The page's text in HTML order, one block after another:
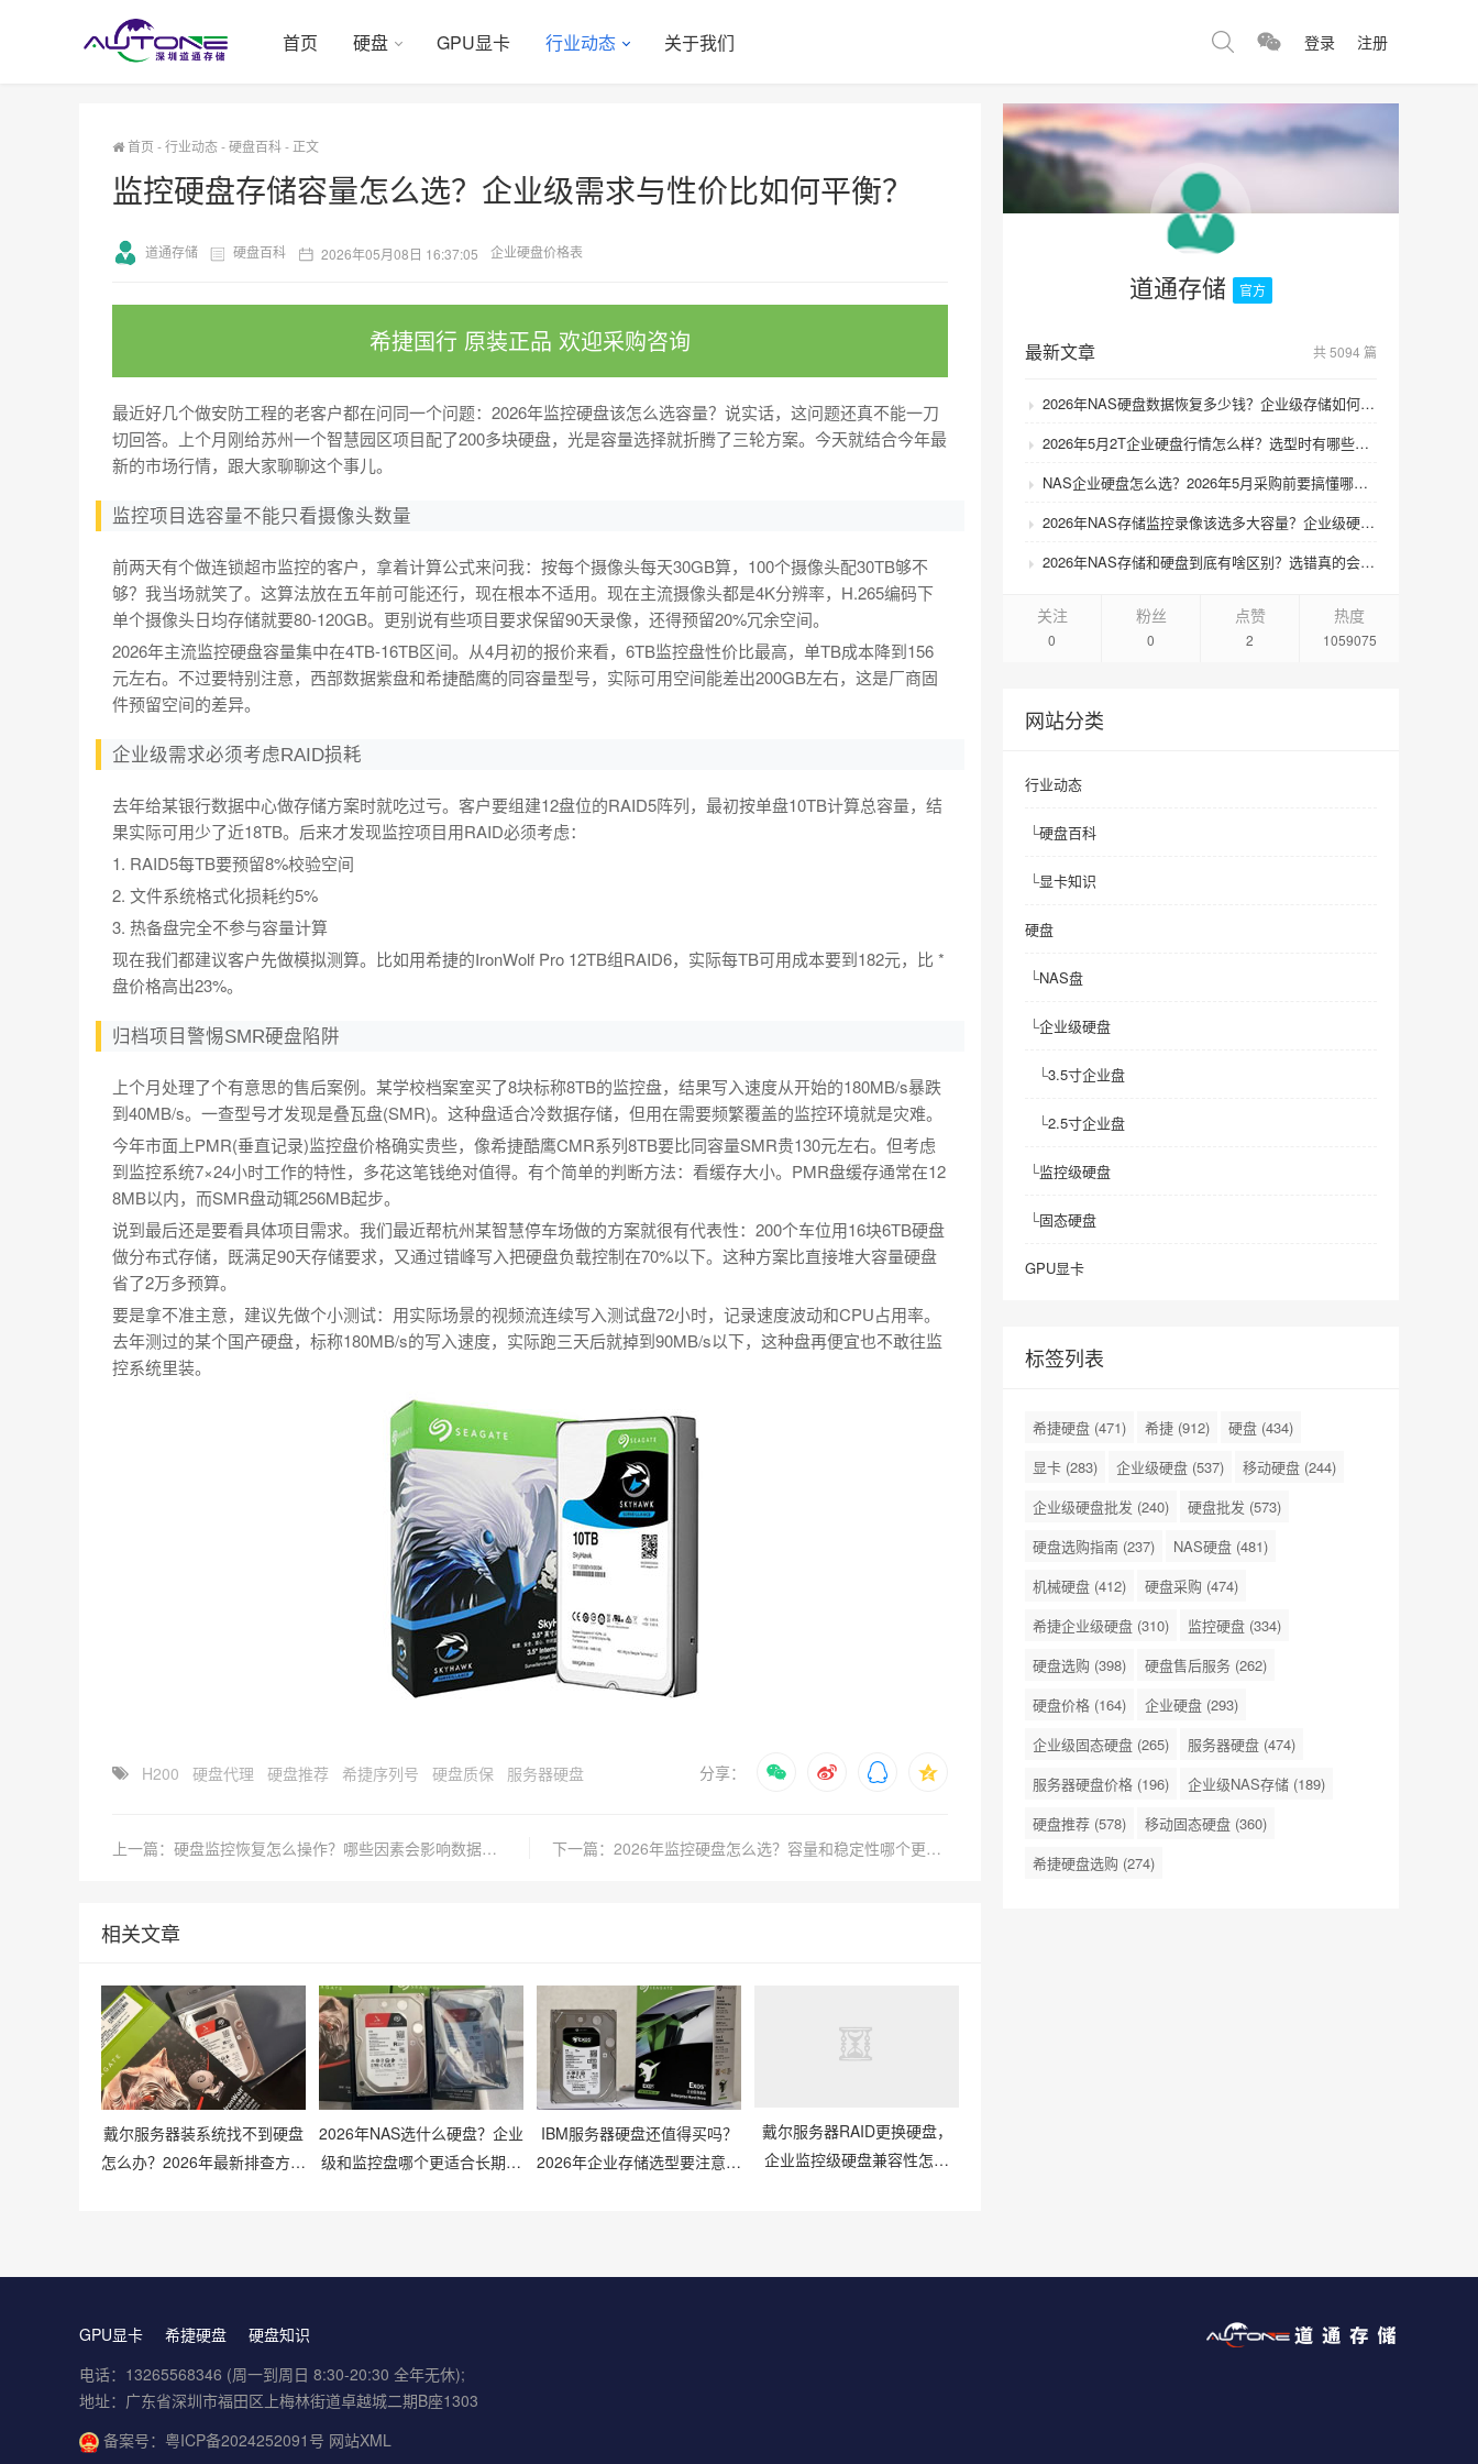
首页 硬盘 GPU显卡 行业动态 关于我们 登录 注册
首页 -行业动态-硬盘百科- 正文
监控硬盘存储容量怎么选？企业级需求与性价比如何平衡？
道通存储 硬盘百科 2026年05月08日 16:37:05 企业硬盘价格表
希捷国行 原装正品 欢迎采购咨询
最近好几个做安防工程的老客户都在问同一个问题：2026年监控硬盘该怎么选容量？说实话，这问题还真不能一刀
切回答。上个月刚给苏州一个智慧园区项目配了200多块硬盘，光是容量选择就折腾了三轮方案。今天就结合今年最
新的市场行情，跟大家聊聊这个事儿。
监控项目选容量不能只看摄像头数量
前两天有个做连锁超市监控的客户，拿着计算公式来问我：按每个摄像头每天30GB算，100个摄像头配30TB够不
够？我当场就笑了。这算法放在五年前可能还行，现在根本不适用。现在主流摄像头都是4K分辨率，H.265编码下
单个摄像头日均存储就要80-120GB。更别说有些项目要求保留90天录像，还得预留20%冗余空间。
2026年主流监控硬盘容量集中在4TB-16TB区间。从4月初的报价来看，6TB监控盘性价比最高，单TB成本降到156
元左右。不过要特别注意，西部数据紫盘和希捷酷鹰的同容量型号，实际可用空间能差出200GB左右，这是厂商固
件预留空间的差异。
企业级需求必须考虑RAID损耗
去年给某银行数据中心做存储方案时就吃过亏。客户要组建12盘位的RAID5阵列，最初按单盘10TB计算总容量，结
果实际可用少了近18TB。后来才发现监控项目用RAID必须考虑：
1. RAID5每TB要预留8%校验空间
2. 文件系统格式化损耗约5%
3. 热备盘完全不参与容量计算
现在我们都建议客户先做模拟测算。比如用希捷的IronWolf Pro 12TB组RAID6，实际每TB可用成本要到182元，比 *
盘价格高出23%。
归档项目警惕SMR硬盘陷阱
上个月处理了个有意思的售后案例。某学校档案室买了8块标称8TB的监控盘，结果写入速度从开始的180MB/s暴跌
到40MB/s。一查型号才发现是叠瓦盘(SMR)。这种盘适合冷数据存储，但用在需要频繁覆盖的监控环境就是灾难。
今年市面上PMR(垂直记录)监控盘价格确实贵些，像希捷酷鹰CMR系列8TB要比同容量SMR贵130元左右。但考虑
到监控系统7×24小时工作的特性，多花这笔钱绝对值得。有个简单的判断方法：看缓存大小。PMR盘缓存通常在12
8MB以内，而SMR盘动辄256MB起步。
说到最后还是要看具体项目需求。我们最近帮杭州某智慧停车场做的方案就很有代表性：200个车位用16块6TB硬盘
做分布式存储，既满足90天存储要求，又通过错峰写入把硬盘负载控制在70%以下。这种方案比直接堆大容量硬盘
省了2万多预算。
要是拿不准主意，建议先做个小测试：用实际场景的视频流连续写入测试盘72小时，记录速度波动和CPU占用率。
去年测过的某个国产硬盘，标称180MB/s的写入速度，实际跑三天后就掉到90MB/s以下，这种盘再便宜也不敢往监
控系统里装。
H200 硬盘代理 硬盘推荐 希捷序列号 硬盘质保 服务器硬盘 分享：
上一篇：硬盘监控恢复怎么操作？哪些因素会影响数据恢复成功率？ 下一篇：2026年监控硬盘怎么选？容量和稳定性哪个更重要？
相关文章
戴尔服务器装系统找不到硬盘
怎么办？2026年最新排查方法
2026年NAS选什么硬盘？企业
级和监控盘哪个更适合长期存
IBM服务器硬盘还值得买吗？
2026年企业存储选型要注意什
戴尔服务器RAID更换硬盘，
企业监控级硬盘兼容性怎么
道通存储 官方
最新文章 共 5094 篇
2026年NAS硬盘数据恢复多少钱？企业级存储如何避免数据丢失风险？
2026年5月2T企业硬盘行情怎么样？选型时有哪些避坑技巧？
NAS企业硬盘怎么选？2026年5月采购前要搞懂哪些坑？
2026年NAS存储监控录像该选多大容量？企业级硬盘怎么搭配才划算？
2026年NAS存储和硬盘到底有啥区别？选错真的会后悔吗？
关注
0
粉丝
0
点赞
2
热度
1059075
网站分类
行业动态
└硬盘百科
└显卡知识
硬盘
└NAS盘
└企业级硬盘
└3.5寸企业盘
└2.5寸企业盘
└监控级硬盘
└固态硬盘
GPU显卡
标签列表
希捷硬盘 (471) 希捷 (912) 硬盘 (434)
显卡 (283) 企业级硬盘 (537) 移动硬盘 (244)
企业级硬盘批发 (240) 硬盘批发 (573)
硬盘选购指南 (237) NAS硬盘 (481)
机械硬盘 (412) 硬盘采购 (474)
希捷企业级硬盘 (310) 监控硬盘 (334)
硬盘选购 (398) 硬盘售后服务 (262)
硬盘价格 (164) 企业硬盘 (293)
企业级固态硬盘 (265) 服务器硬盘 (474)
服务器硬盘价格 (196) 企业级NAS存储 (189)
硬盘推荐 (578) 移动固态硬盘 (360)
希捷硬盘选购 (274)
GPU显卡 希捷硬盘
硬盘知识
电话：13265568346 (周一到周日 8:30-20:30 全年无休);
地址：广东省深圳市福田区上梅林街道卓越城二期B座1303
备案号： 粤ICP备2024252091号 网站XML